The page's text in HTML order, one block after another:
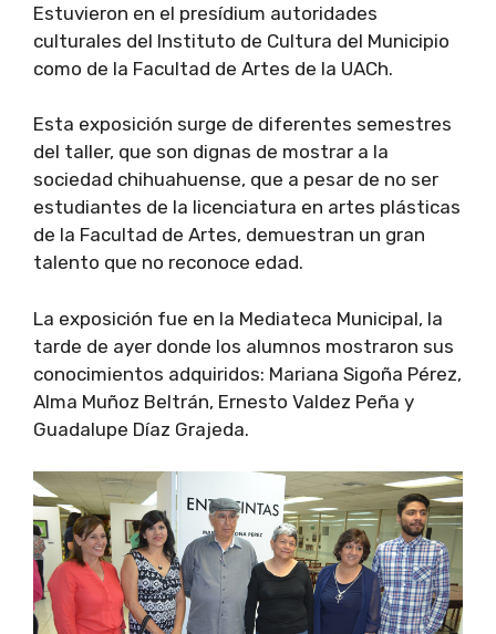
Estuvieron en el presídium autoridades
culturales del Instituto de Cultura del Municipio
como de la Facultad de Artes de la UACh.
Esta exposición surge de diferentes semestres
del taller, que son dignas de mostrar a la
sociedad chihuahuense, que a pesar de no ser
estudiantes de la licenciatura en artes plásticas
de la Facultad de Artes, demuestran un gran
talento que no reconoce edad.
La exposición fue en la Mediateca Municipal, la
tarde de ayer donde los alumnos mostraron sus
conocimientos adquiridos: Mariana Sigoña Pérez,
Alma Muñoz Beltrán, Ernesto Valdez Peña y
Guadalupe Díaz Grajeda.